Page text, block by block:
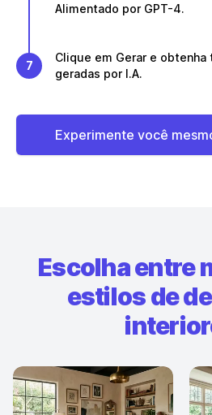
Alimentado por GPT-4.
7
Clique em Gerar e obtenha
geradas por I.A.
Experimente você
Escolha entre
estilos de